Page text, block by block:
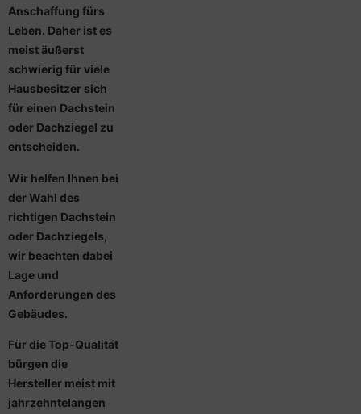
Anschaffung fürs
Leben. Daher ist es
meist äußerst
schwierig für viele
Hausbesitzer sich
für einen Dachstein
oder Dachziegel zu
entscheiden.
Wir helfen Ihnen bei
der Wahl des
richtigen Dachstein
oder Dachziegels,
wir beachten dabei
Lage und
Anforderungen des
Gebäudes.
Für die Top-Qualität
bürgen die
Hersteller meist mit
jahrzehntelangen